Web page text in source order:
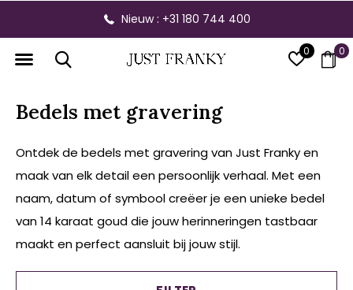
0 0
Gratis verzending vanaf € 300,- binnen NL
Bedels met gravering
Ontdek de bedels met gravering van Just Franky en
maak van elk detail een persoonlijk verhaal. Met een
naam, datum of symbool creëer je een unieke bedel
van 14 karaat goud die jouw herinneringen tastbaar
maakt en perfect aansluit bij jouw stijl.